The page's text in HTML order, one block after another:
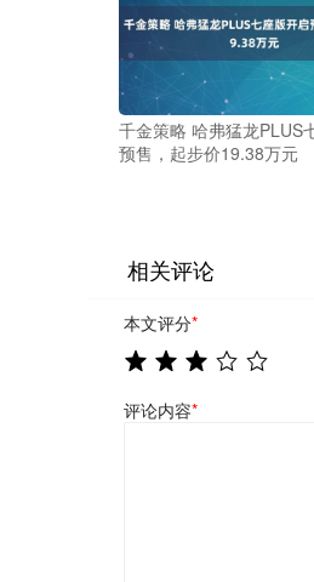
千金策略 哈弗猛龙PLUS
预售，起步价19.38万元
相关评论
本文评分*
评论内容*